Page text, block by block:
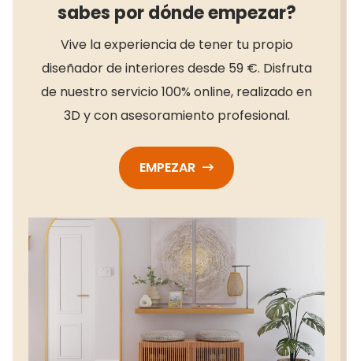
sabes por dónde empezar?
Vive la experiencia de tener tu propio
diseñador de interiores desde 59 €. Disfruta
de nuestro servicio 100% online, realizado en
3D y con asesoramiento profesional.
EMPEZAR